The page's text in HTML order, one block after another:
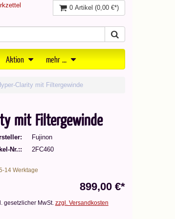
0 Artikel (0,00 €*)
Aktion mehr ...
Clarity mit Filtergewinde
mit Filtergewinde
Fujinon
Nr.:
2FC460
14 Werktage
899,00 €*
gesetzlicher MwSt. zzgl. Versandkosten